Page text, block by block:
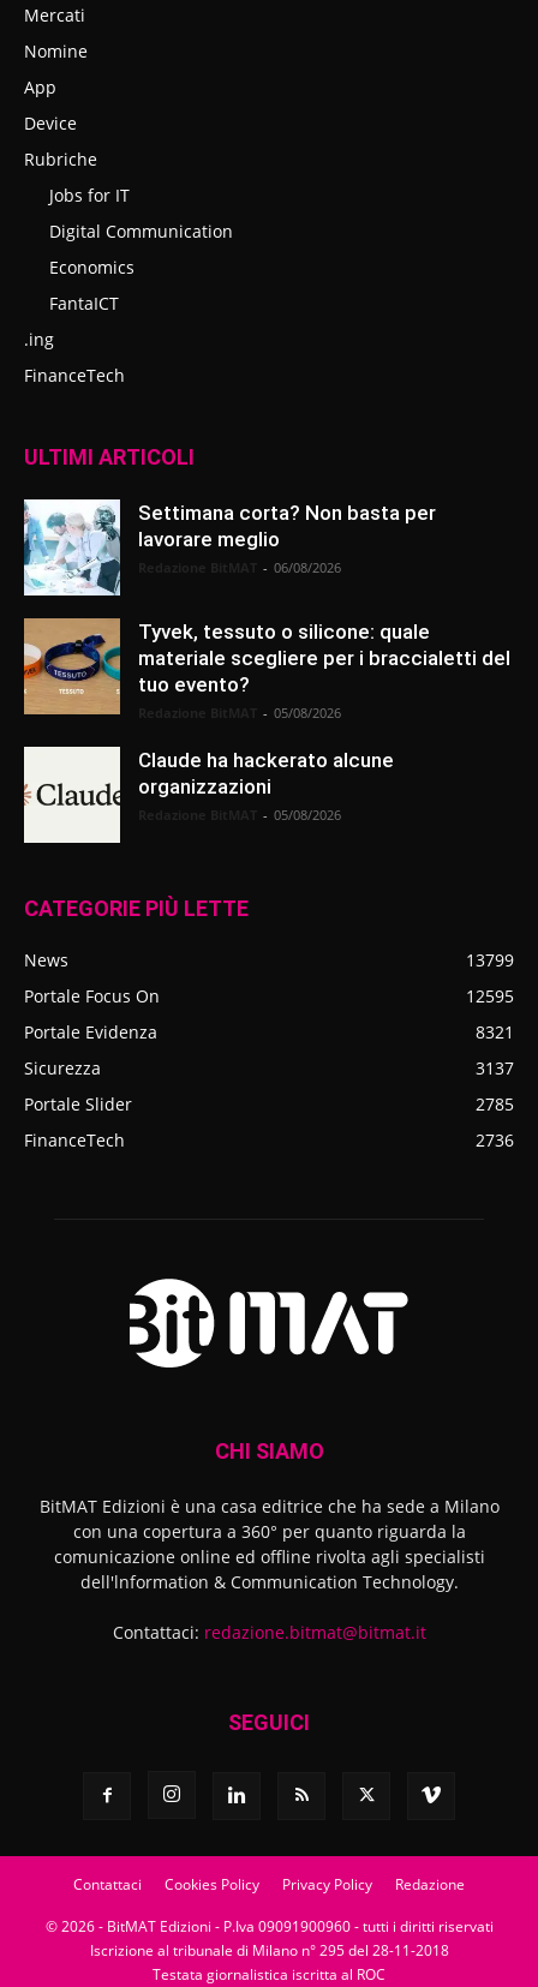
Mercati
Nomine
App
Device
Rubriche
Jobs for IT
Digital Communication
Economics
FantaICT
.ing
FinanceTech
ULTIMI ARTICOLI
Settimana corta? Non basta per
lavorare meglio
- 06/08/2026
Tyvek, tessuto o silicone: quale
materiale scegliere per i braccialetti del
tuo evento?
- 05/08/2026
Claude ha hackerato alcune
organizzazioni
- 05/08/2026
CATEGORIE PIÙ LETTE
News
13799
Portale Focus On
12595
Portale Evidenza
8321
Sicurezza
3137
Portale Slider
2785
FinanceTech
2736
CHI SIAMO
BitMAT Edizioni è una casa editrice che ha sede a Milano
con una copertura a 360° per quanto riguarda la
comunicazione online ed offline rivolta agli specialisti
dell'lnformation & Communication Technology.
Contattaci: redazione.bitmat@bitmat.it
SEGUICI
Contattaci Cookies Policy Privacy Policy Redazione
© 2026 - BitMAT Edizioni - P.Iva 09091900960 - tutti i diritti riservati
Iscrizione al tribunale di Milano n° 295 del 28-11-2018
Testata giornalistica iscritta al ROC